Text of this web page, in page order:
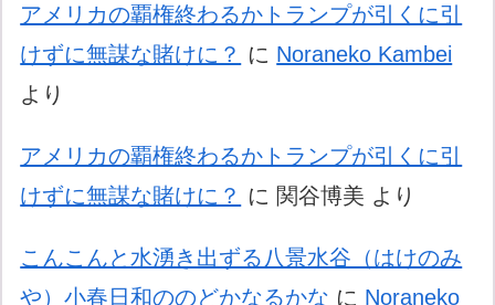
アメリカの覇権終わるかトランプが引くに引
けずに無謀な賭けに？ に Noraneko Kambei
より
アメリカの覇権終わるかトランプが引くに引
けずに無謀な賭けに？ に 関谷博美 より
こんこんと水湧き出ずる八景水谷（はけのみ
や）小春日和ののどかなるかな に Noraneko